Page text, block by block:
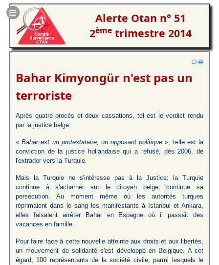
Alerte Otan n° 51
2èmetrimestre 2014
Bahar Kimyongür n'est pas un
terroriste
Après quatre procès et deux cassations, tel est le verdict rendu
par la justice belge.
« Bahar est un protestataire, un opposant politique», telle est la
conviction de la justice hollandaise qui a refusé, dès 2006, de
l'extrader vers la Turquie.
Mais la Turquie ne s'intéresse pas à la Justice; la Turquie
continue à s'acharner sur le citoyen belge, continue sa
persécution. Au moment même où les autorités turques
réprimaient dans le sang les manifestants à Istanbul et Ankara,
elles faisaient arrêter Bahar en Espagne où il passait des
vacances en famille.
Pour faire face à cette nouvelle atteinte aux droits et aux libertés,
un mouvement de solidarité s'est développé en Belgique. A cet
égard, 100 représentants de la société civile, parmi lesquels le